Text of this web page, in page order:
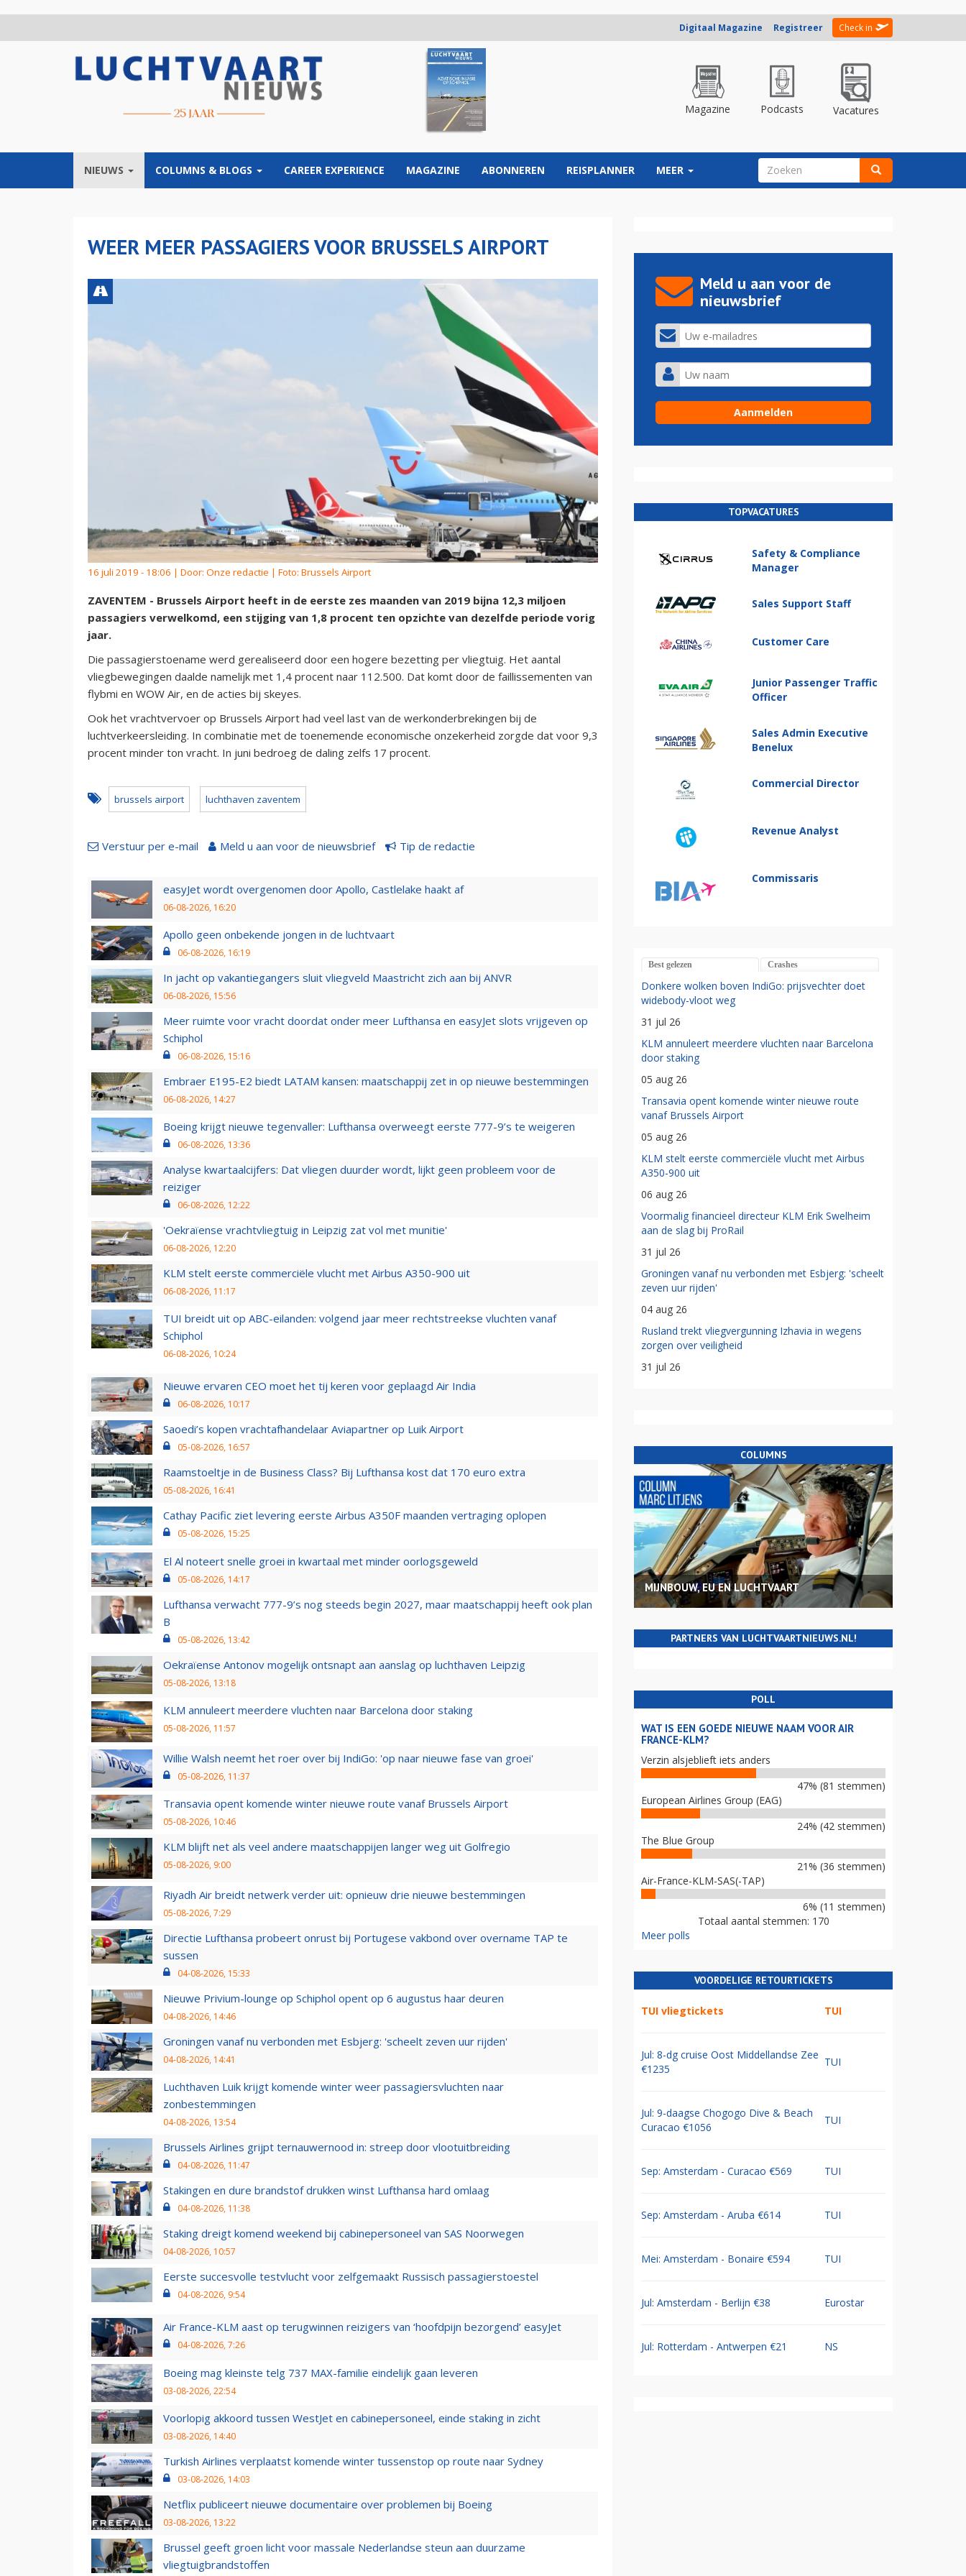
Digitaal Magazine Registreer Check in
Magazine Podcasts Vacatures
NIEUWS COLUMNS & BLOGS CAREER EXPERIENCE MAGAZINE ABONNEREN REISPLANNER MEER ZOEKVELD
WEER MEER PASSAGIERS VOOR BRUSSELS AIRPORT
16 juli 2019 - 18:06 | Door: Onze redactie | Foto: Brussels Airport
ZAVENTEM - Brussels Airport heeft in de eerste zes maanden van 2019 bijna 12,3 miljoen
passagiers verwelkomd, een stijging van 1,8 procent ten opzichte van dezelfde periode vorig
jaar.
Die passagierstoename werd gerealiseerd door een hogere bezetting per vliegtuig. Het aantal
vliegbewegingen daalde namelijk met 1,4 procent naar 112.500. Dat komt door de faillissementen van
flybmi en WOW Air, en de acties bij skeyes.
Ook het vrachtvervoer op Brussels Airport had veel last van de werkonderbrekingen bij de
luchtverkeersleiding. In combinatie met de toenemende economische onzekerheid zorgde dat voor 9,3
procent minder ton vracht. In juni bedroeg de daling zelfs 17 procent.
brussels airport luchthaven zaventem
Verstuur per e-mail Meld u aan voor de nieuwsbrief Tip de redactie
easyJet wordt overgenomen door Apollo, Castlelake haakt af
06-08-2026, 16:20
Apollo geen onbekende jongen in de luchtvaart
06-08-2026, 16:19
In jacht op vakantiegangers sluit vliegveld Maastricht zich aan bij ANVR
06-08-2026, 15:56
Meer ruimte voor vracht doordat onder meer Lufthansa en easyJet slots vrijgeven op
Schiphol
06-08-2026, 15:16
Embraer E195-E2 biedt LATAM kansen: maatschappij zet in op nieuwe bestemmingen
06-08-2026, 14:27
Boeing krijgt nieuwe tegenvaller: Lufthansa overweegt eerste 777-9’s te weigeren
06-08-2026, 13:36
Analyse kwartaalcijfers: Dat vliegen duurder wordt, lijkt geen probleem voor de
reiziger
06-08-2026, 12:22
'Oekraïense vrachtvliegtuig in Leipzig zat vol met munitie'
06-08-2026, 12:20
KLM stelt eerste commerciële vlucht met Airbus A350-900 uit
06-08-2026, 11:17
TUI breidt uit op ABC-eilanden: volgend jaar meer rechtstreekse vluchten vanaf
Schiphol
06-08-2026, 10:24
Nieuwe ervaren CEO moet het tij keren voor geplaagd Air India
06-08-2026, 10:17
Saoedi’s kopen vrachtafhandelaar Aviapartner op Luik Airport
05-08-2026, 16:57
Raamstoeltje in de Business Class? Bij Lufthansa kost dat 170 euro extra
05-08-2026, 16:41
Cathay Pacific ziet levering eerste Airbus A350F maanden vertraging oplopen
05-08-2026, 15:25
El Al noteert snelle groei in kwartaal met minder oorlogsgeweld
05-08-2026, 14:17
Lufthansa verwacht 777-9’s nog steeds begin 2027, maar maatschappij heeft ook plan
B
05-08-2026, 13:42
Oekraïense Antonov mogelijk ontsnapt aan aanslag op luchthaven Leipzig
05-08-2026, 13:18
KLM annuleert meerdere vluchten naar Barcelona door staking
05-08-2026, 11:57
Willie Walsh neemt het roer over bij IndiGo: 'op naar nieuwe fase van groei'
05-08-2026, 11:37
Transavia opent komende winter nieuwe route vanaf Brussels Airport
05-08-2026, 10:46
KLM blijft net als veel andere maatschappijen langer weg uit Golfregio
05-08-2026, 9:00
Riyadh Air breidt netwerk verder uit: opnieuw drie nieuwe bestemmingen
05-08-2026, 7:29
Directie Lufthansa probeert onrust bij Portugese vakbond over overname TAP te
sussen
04-08-2026, 15:33
Nieuwe Privium-lounge op Schiphol opent op 6 augustus haar deuren
04-08-2026, 14:46
Groningen vanaf nu verbonden met Esbjerg: 'scheelt zeven uur rijden'
04-08-2026, 14:41
Luchthaven Luik krijgt komende winter weer passagiersvluchten naar
zonbestemmingen
04-08-2026, 13:54
Brussels Airlines grijpt ternauwernood in: streep door vlootuitbreiding
04-08-2026, 11:47
Stakingen en dure brandstof drukken winst Lufthansa hard omlaag
04-08-2026, 11:38
Staking dreigt komend weekend bij cabinepersoneel van SAS Noorwegen
04-08-2026, 10:57
Eerste succesvolle testvlucht voor zelfgemaakt Russisch passagierstoestel
04-08-2026, 9:54
Air France-KLM aast op terugwinnen reizigers van ‘hoofdpijn bezorgend’ easyJet
04-08-2026, 7:26
Boeing mag kleinste telg 737 MAX-familie eindelijk gaan leveren
03-08-2026, 22:54
Voorlopig akkoord tussen WestJet en cabinepersoneel, einde staking in zicht
03-08-2026, 14:40
Turkish Airlines verplaatst komende winter tussenstop op route naar Sydney
03-08-2026, 14:03
Netflix publiceert nieuwe documentaire over problemen bij Boeing
03-08-2026, 13:22
Brussel geeft groen licht voor massale Nederlandse steun aan duurzame
vliegtuigbrandstoffen
Meld u aan voor de
nieuwsbrief
TOPVACATURES
Safety & Compliance
Manager
Sales Support Staff
Customer Care
Junior Passenger Traffic
Officer
Sales Admin Executive
Benelux
Commercial Director
Revenue Analyst
Commissaris
Best gelezen Crashes
Donkere wolken boven IndiGo: prijsvechter doet
widebody-vloot weg
31 jul 26
KLM annuleert meerdere vluchten naar Barcelona
door staking
05 aug 26
Transavia opent komende winter nieuwe route
vanaf Brussels Airport
05 aug 26
KLM stelt eerste commerciële vlucht met Airbus
A350-900 uit
06 aug 26
Voormalig financieel directeur KLM Erik Swelheim
aan de slag bij ProRail
31 jul 26
Groningen vanaf nu verbonden met Esbjerg: 'scheelt
zeven uur rijden'
04 aug 26
Rusland trekt vliegvergunning Izhavia in wegens
zorgen over veiligheid
31 jul 26
COLUMNS
MIJNBOUW, EU EN LUCHTVAART
PARTNERS VAN LUCHTVAARTNIEUWS.NL!
POLL
WAT IS EEN GOEDE NIEUWE NAAM VOOR AIR
FRANCE-KLM?
Verzin alsjeblieft iets anders
47% (81 stemmen)
European Airlines Group (EAG)
24% (42 stemmen)
The Blue Group
21% (36 stemmen)
Air-France-KLM-SAS(-TAP)
6% (11 stemmen)
Totaal aantal stemmen: 170
Meer polls
VOORDELIGE RETOURTICKETS
TUI vliegtickets TUI
Jul: 8-dg cruise Oost Middellandse Zee
€1235
TUI
Jul: 9-daagse Chogogo Dive & Beach
Curacao €1056
TUI
Sep: Amsterdam - Curacao €569 TUI
Sep: Amsterdam - Aruba €614 TUI
Mei: Amsterdam - Bonaire €594 TUI
Jul: Amsterdam - Berlijn €38 Eurostar
Jul: Rotterdam - Antwerpen €21 NS